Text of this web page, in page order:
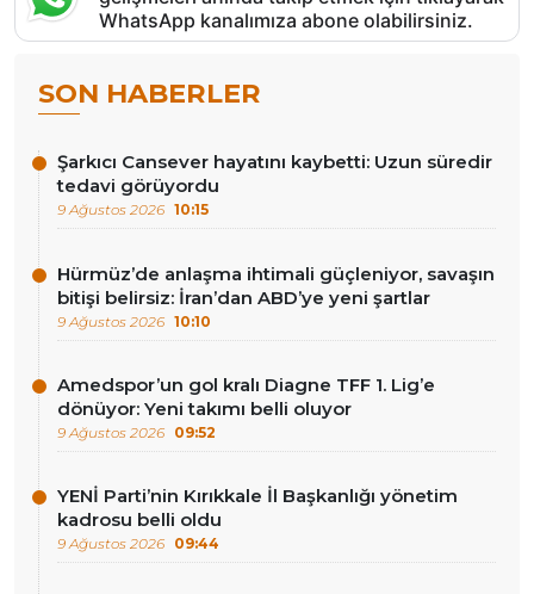
WhatsApp kanalımıza abone olabilirsiniz.
SON HABERLER
Şarkıcı Cansever hayatını kaybetti: Uzun süredir
tedavi görüyordu
9 Ağustos 2026 10:15
Hürmüz’de anlaşma ihtimali güçleniyor, savaşın
bitişi belirsiz: İran’dan ABD’ye yeni şartlar
9 Ağustos 2026 10:10
Amedspor’un gol kralı Diagne TFF 1. Lig’e
dönüyor: Yeni takımı belli oluyor
9 Ağustos 2026 09:52
YENİ Parti’nin Kırıkkale İl Başkanlığı yönetim
kadrosu belli oldu
9 Ağustos 2026 09:44